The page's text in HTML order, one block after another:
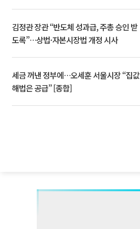
김정관 장관 “반도체 성과급, 주총 승인 받
도록”…상법·자본시장법 개정 시사
세금 꺼낸 정부에…오세훈 서울시장 “집값
해법은 공급” [종합]